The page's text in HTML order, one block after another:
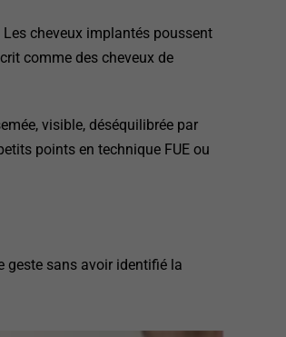
cheveux implantés poussent
comme des cheveux de
visible, déséquilibrée par
points en technique FUE ou
geste sans avoir identifié la